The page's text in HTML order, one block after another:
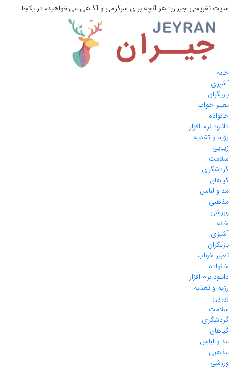
سایت تفریحی جیران: هر آنچه برای سرگرمی و آگاهی می‌خواهید، در یکجا.
خانه
آشپزی
بازیگران
تعبیر خواب
خانواده
دانلود نرم افزار
رژیم و تغذیه
زیبایی
سلامت
گردشگری
گیاهان
مد و لباس
مذهبی
ورزشی
خانه
آشپزی
بازیگران
تعبیر خواب
خانواده
دانلود نرم افزار
رژیم و تغذیه
زیبایی
سلامت
گردشگری
گیاهان
مد و لباس
مذهبی
ورزشی